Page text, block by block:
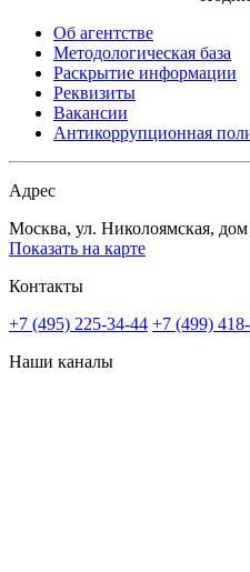
Об агентстве
Методологическая база
Раскрытие информации
Реквизиты
Вакансии
Антикоррупционная
Адрес
Москва, ул. Николоямская, дом
Показать на карте
Контакты
+7 (495) 225-34-44 +7 (499)
Наши каналы